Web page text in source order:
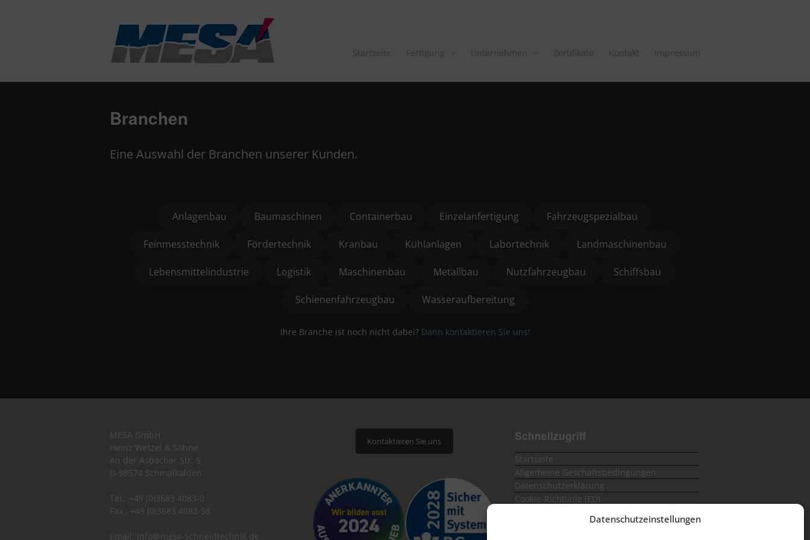
Datenschutzeinstellungen
Startseite Fertigung Unternehmen Zertifikate Kontakt Impressum
Branchen
Eine Auswahl der Branchen unserer Kunden.
Anlagenbau Baumaschinen Containerbau Einzelanfertigung Fahrzeugspezialbau
Feinmesstechnik Fördertechnik Kranbau Kühlanlagen Labortechnik Landmaschinenbau
Lebensmittelindustrie Logistik Maschinenbau Metallbau Nutzfahrzeugbau Schiffsbau
Schienenfahrzeugbau Wasseraufbereitung
Ihre Branche ist noch nicht dabei? Dann kontaktieren Sie uns!
MESA GmbH
Heinz Wetzel & Söhne
An der Asbacher Str. 5
D-98574 Schmalkalden
Tel.: +49 (0)3683 4083-0
Fax : +49 (0)3683 4083-58
Email: info@mesa-schneidtechnik.de
Kontaktieren Sie uns Schnellzugriff
Startseite
Allgemeine Geschäftsbedingungen
Datenschutzerklärung
Cookie-Richtlinie (EU)